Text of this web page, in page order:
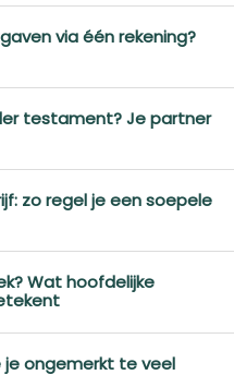
via één rekening?
testament? Je partner
zo regel je een soepele
Wat hoofdelijke
je ongemerkt te veel